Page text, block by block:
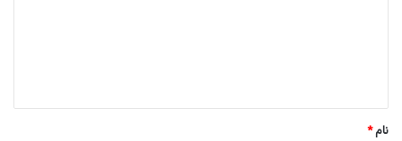
نام*